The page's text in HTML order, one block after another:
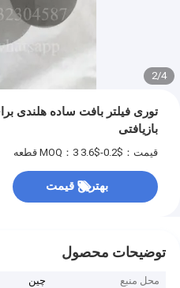
2/4
توری فیلتر بافت ساده هلندی
بازیافتی
قیمت：$0.2-$3.6 MOQ：3 قطعه
بهترین قیمت
توضیحات محصول
محل منبع
چین